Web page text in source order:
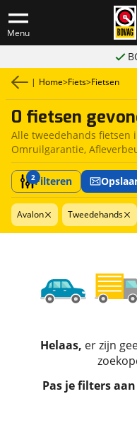
Menu
| Home>Fiets>Fietsen
0 fietsen
Alle tweedehands fietsen
Omruilgarantie,
2Filteren
Avalon Tweedehands
Helaas, er zijn
Pas je filters